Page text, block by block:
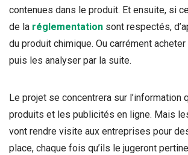
contenues dans le produit. Et ensuite, si
de la réglementation sont respectés,
du produit chimique. Ou carrément
puis les analyser par la suite.
Le projet se concentrera sur l’information
produits et les publicités en ligne. Mais
vont rendre visite aux entreprises pour
place, chaque fois qu’ils le jugeront